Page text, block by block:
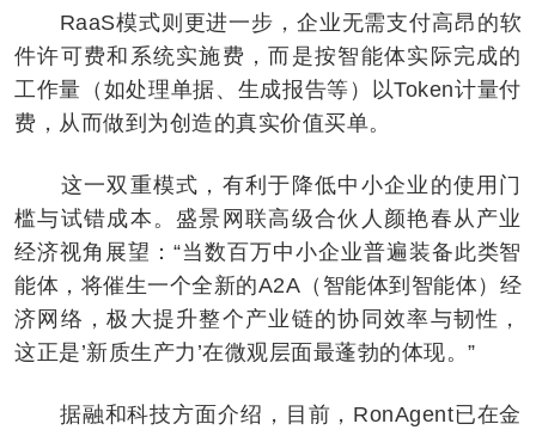
RaaS模式则更进一步，企业无需支付高昂的软
件许可费和系统实施费，而是按智能体实际完成的
工作量（如处理单据、生成报告等）以Token计量付
费，从而做到为创造的真实价值买单。
这一双重模式，有利于降低中小企业的使用门
槛与试错成本。盛景网联高级合伙人颜艳春从产业
经济视角展望：“当数百万中小企业普遍装备此类智
能体，将催生一个全新的A2A（智能体到智能体）经
济网络，极大提升整个产业链的协同效率与韧性，
这正是’新质生产力’在微观层面最蓬勃的体现。”
据融和科技方面介绍，目前，RonAgent已在金